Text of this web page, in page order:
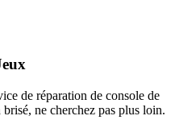
de réparation de console de
ne cherchez pas plus loin.